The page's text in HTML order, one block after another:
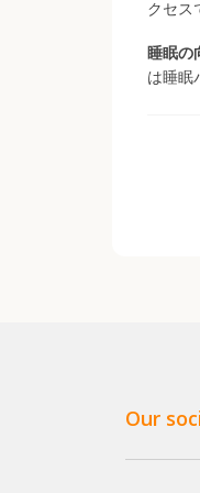
クセス
睡眠の
は睡眠
Our